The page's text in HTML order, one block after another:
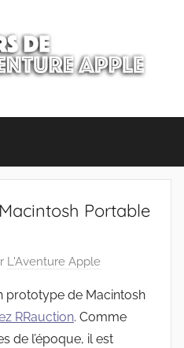
Portable
L'Aventure Apple
prototype de Macintosh
RRauction. Comme
de l’époque, il est